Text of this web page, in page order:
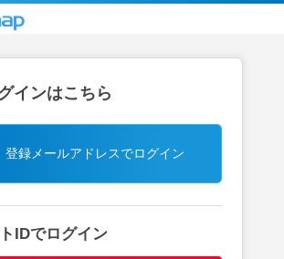
インはこちら
登録メールアドレスでログイン
IDでログイン